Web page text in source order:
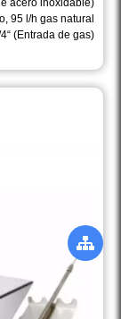
acero inoxidable)
95 l/h gas natural
(Entrada de gas)